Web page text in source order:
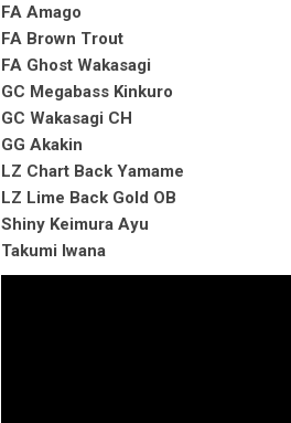
FA Amago
FA Brown Trout
FA Ghost Wakasagi
GC Megabass Kinkuro
GC Wakasagi CH
GG Akakin
LZ Chart Back Yamame
LZ Lime Back Gold OB
Shiny Keimura Ayu
Takumi Iwana